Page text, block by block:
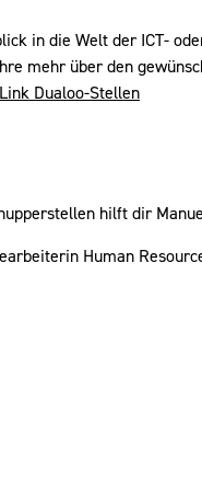
in die Welt der ICT-
mehr über den
Link Dualoo-Stellen
hilft dir
Human